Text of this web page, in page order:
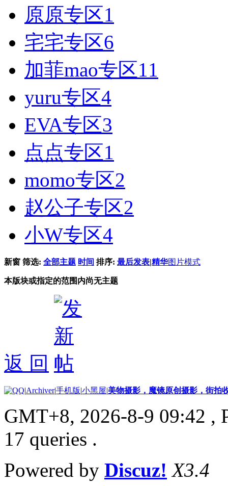
原原专区1
宅宅专区6
加菲mao专区11
yuru专区4
EVA专区3
点点专区1
momo专区2
赵公子专区2
小W专区4
新窗 筛选: 全部主题 时间 排序: 最后发表|精华图片模式
本版块或指定的范围内尚无主题
返 回
|Archiver|手机版|小黑屋|美物摄影，魔镜原创摄影，街拍
GMT+8, 2026-8-9 09:42 ,
17 queries .
Powered by Discuz! X3.4